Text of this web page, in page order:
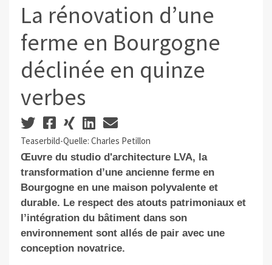
La rénovation d’une
ferme en Bourgogne
déclinée en quinze
verbes
Teaserbild-Quelle: Charles Petillon
Œuvre du studio d'architecture LVA, la
transformation d’une ancienne ferme en
Bourgogne en une maison polyvalente et
durable. Le respect des atouts patrimoniaux et
l’intégration du bâtiment dans son
environnement sont allés de pair avec une
conception novatrice.